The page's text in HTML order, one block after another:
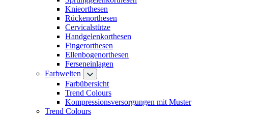
Knieorthesen
Rückenorthesen
Cervicalstütze
Handgelenkorthesen
Fingerorthesen
Ellenbogenorthesen
Ferseneinlagen
Farbwelten
Farbübersicht
Trend Colours
Kompressionsversorgungen mit Muster
Trend Colours